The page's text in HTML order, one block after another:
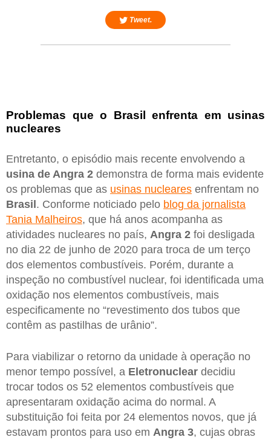
Tweet.
Problemas que o Brasil enfrenta em usinas
nucleares
Entretanto, o episódio mais recente envolvendo a
usina de Angra 2 demonstra de forma mais evidente
os problemas que as usinas nucleares enfrentam no
Brasil. Conforme noticiado pelo blog da jornalista
Tania Malheiros, que há anos acompanha as
atividades nucleares no país, Angra 2 foi desligada
no dia 22 de junho de 2020 para troca de um terço
dos elementos combustíveis. Porém, durante a
inspeção no combustível nuclear, foi identificada uma
oxidação nos elementos combustíveis, mais
especificamente no “revestimento dos tubos que
contêm as pastilhas de urânio”.
Para viabilizar o retorno da unidade à operação no
menor tempo possível, a Eletronuclear decidiu
trocar todos os 52 elementos combustíveis que
apresentaram oxidação acima do normal. A
substituição foi feita por 24 elementos novos, que já
estavam prontos para uso em Angra 3, cujas obras